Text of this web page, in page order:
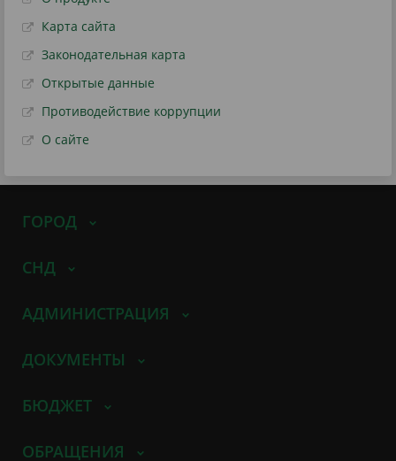
Карта сайта
Законодательная карта
Открытые данные
Противодействие коррупции
О сайте
ГОРОД
СНД
АДМИНИСТРАЦИЯ
ДОКУМЕНТЫ
БЮДЖЕТ
ОБРАЩЕНИЯ